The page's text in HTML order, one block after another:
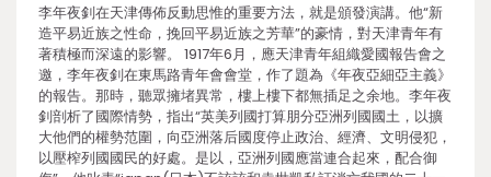
李年夜釗在天津傳佈反動思惟的重要方法，就是頒發演講。他“新
造平易近族之性命，挽回平易近族之芳華”的豪情，對天津青年有
著積極而深遠的影響。 1917年6月，應天津青年組織愛國報告會之
邀，李年夜釗在東馬路青年會會堂，作了題為《年夜亞細亞主義》
的報告。那時，聽眾擁堵異常，樓上樓下都無插足之余地。李年夜
釗剖析了國際情勢，指出“英美列國打算朋分亞洲列國國土，以擴
大他們的權勢范圍，向亞洲落后國度停止政治、經濟、文明侵犯，
以壓榨列國國民的好處。是以，亞洲列國應當連合起來，配合御